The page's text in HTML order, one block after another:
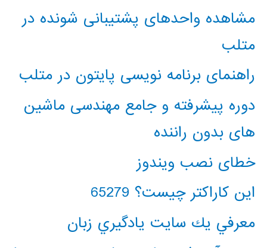
مشاهده واحدهای پشتیبانی شونده در
متلب
راهنمای برنامه نویسی پایتون در متلب
دوره پیشرفته و جامع مهندسی ماشین
های بدون راننده
خطای نصب ویندوز
این کاراکتر چیست؟ 65279
معرفي يك سايت يادگيري زبان